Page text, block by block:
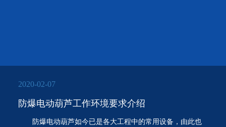
2020-02-07
防爆电动葫芦工作环境要求介绍
防爆电动葫芦如今已是各大工程中的常用设备，由此也